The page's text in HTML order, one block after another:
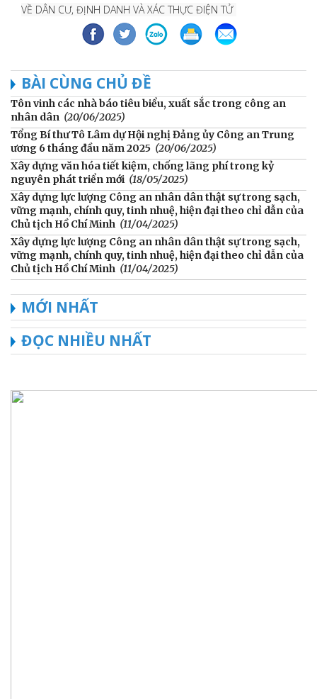
VỀ DÂN CƯ, ĐỊNH DANH VÀ XÁC THỰC ĐIỆN TỬ
BÀI CÙNG CHỦ ĐỀ
Tôn vinh các nhà báo tiêu biểu, xuất sắc trong công an
nhân dân (20/06/2025)
Tổng Bí thư Tô Lâm dự Hội nghị Đảng ủy Công an Trung
ương 6 tháng đầu năm 2025 (20/06/2025)
Xây dựng văn hóa tiết kiệm, chống lãng phí trong kỷ
nguyên phát triển mới (18/05/2025)
Xây dựng lực lượng Công an nhân dân thật sự trong sạch,
vững mạnh, chính quy, tinh nhuệ, hiện đại theo chỉ dẫn của
Chủ tịch Hồ Chí Minh (11/04/2025)
Xây dựng lực lượng Công an nhân dân thật sự trong sạch,
vững mạnh, chính quy, tinh nhuệ, hiện đại theo chỉ dẫn của
Chủ tịch Hồ Chí Minh (11/04/2025)
MỚI NHẤT
ĐỌC NHIỀU NHẤT